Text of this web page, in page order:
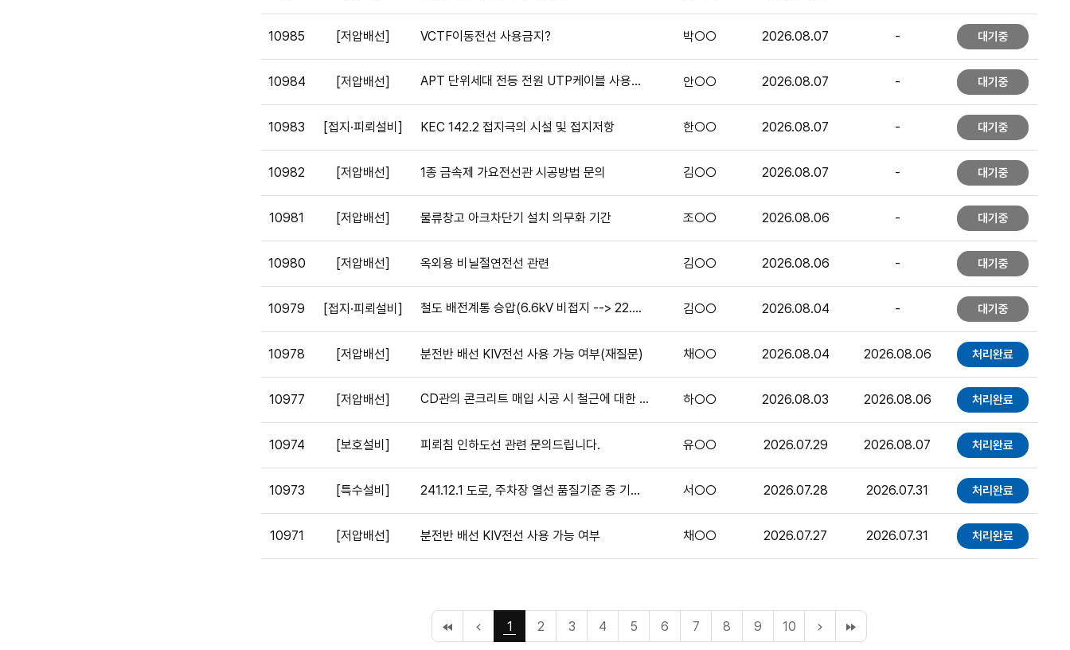
지
10985 [저압배선] VCTF이동전선 사용금지? 박○○ 2026.08.07 - 대기중
10984 [저압배선] APT 단위세대 전등 전원 UTP케이블 사용가능여부 안○○ 2026.08.07 - 대기중
10983 [접지·피뢰설비] KEC 142.2 접지극의 시설 및 접지저항 한○○ 2026.08.07 - 대기중
10982 [저압배선] 1종 금속제 가요전선관 시공방법 문의 김○○ 2026.08.07 - 대기중
10981 [저압배선] 물류창고 아크차단기 설치 의무화 기간 조○○ 2026.08.06 - 대기중
10980 [저압배선] 옥외용 비닐절연전선 관련 김○○ 2026.08.06 - 대기중
10979 [접지·피뢰설비] 철도 배전계통 승압(6.6kV 비접지 --> 22.9kV 다중접지) 시 기존 접지설비 재활용에 따른 KEC 접지기준 적용 질의 김○○ 2026.08.04 - 대기중
10978 [저압배선] 분전반 배선 KIV전선 사용 가능 여부(재질문) 채○○ 2026.08.04 2026.08.06 처리완료
10977 [저압배선] CD관의 콘크리트 매입 시공 시 철근에 대한 결속선 간격의 문제 하○○ 2026.08.03 2026.08.06 처리완료
10974 [보호설비] 피뢰침 인하도선 관련 문의드립니다. 유○○ 2026.07.29 2026.08.07 처리완료
10973 [특수설비] 241.12.1 도로, 주차장 열선 품질기준 중 기계적인 분류 적용 시험 관련입니다. 서○○ 2026.07.28 2026.07.31 처리완료
10971 [저압배선] 분전반 배선 KIV전선 사용 가능 여부 채○○ 2026.07.27 2026.07.31 처리완료
음
전
1 2 3 4 5 6 7 8 9 10
음
페